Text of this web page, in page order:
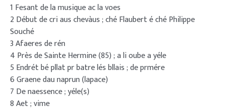
1 Fesant de la musique ac la voes
2 Début de cri aus chevàus ; ché Flaubert é ché Philippe
Souché
3 Afaeres de rén
4 Près de Sainte Hermine (85) ; a li oube a yéle
5 Endrét bé pllat pr batre lés bllais ; de prmére
6 Graene dau naprun (lapace)
7 De naessence ; yéle(s)
8 Aet ; vime